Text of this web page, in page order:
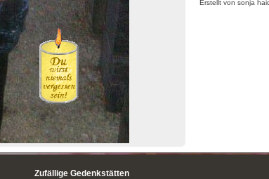
Erstellt von sonja
Zufällige Gedenkstätten